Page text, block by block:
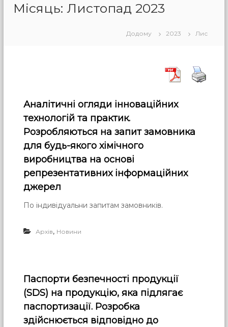
Місяць: Листопад 2023
Додому 2023 Лис
Аналітичні огляди інноваційних
технологій та практик.
Розробляються на запит замовника
для будь-якого хімічного
виробництва на основі
репрезентативних інформаційних
джерел
По індивідуальни запитам замовників.
Архів, Новини
Паспорти безпечності продукції
(SDS) на продукцію, яка підлягає
паспортизації. Розробка
здійснюється відповідно до